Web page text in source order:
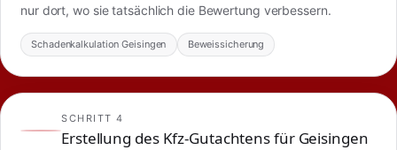
nur dort, wo sie tatsächlich die Bewertung verbessern.
Schadenkalkulation Geisingen Beweissicherung
SCHRITT 4
Erstellung des Kfz-Gutachtens für Geisingen